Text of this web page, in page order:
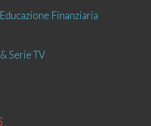
Finanziaria
Serie TV